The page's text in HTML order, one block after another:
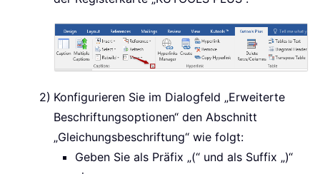
Konfigurieren Sie im Dialogfeld „Erweiterte
Beschriftungsoptionen“ den Abschnitt
„Gleichungsbeschriftung“ wie folgt:
Geben Sie als Präfix „(“ und als Suffix „)“